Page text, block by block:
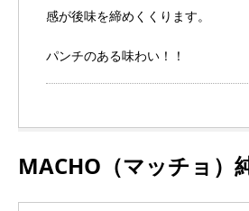
感が後味を締めくくります。
パンチのある味わい！！
MACHO（マッチョ）